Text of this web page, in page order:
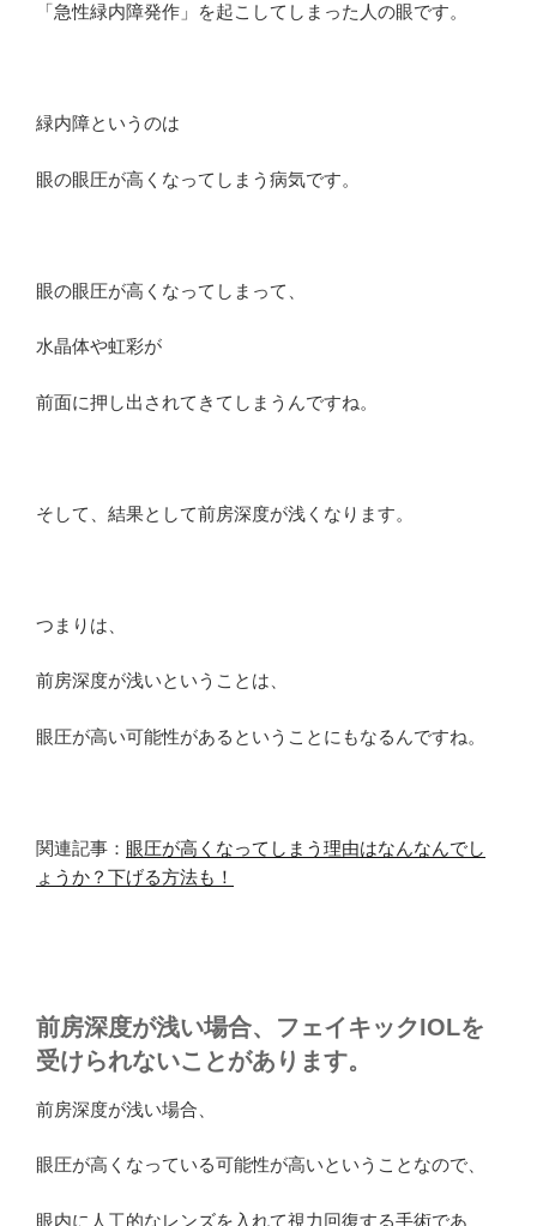
「急性緑内障発作」を起こしてしまった人の眼です。
緑内障というのは
眼の眼圧が高くなってしまう病気です。
眼の眼圧が高くなってしまって、
水晶体や虹彩が
前面に押し出されてきてしまうんですね。
そして、結果として前房深度が浅くなります。
つまりは、
前房深度が浅いということは、
眼圧が高い可能性があるということにもなるんですね。
関連記事： 眼圧が高くなってしまう理由はなんなんでし
ょうか？下げる方法も！
前房深度が浅い場合、フェイキックIOLを
受けられないことがあります。
前房深度が浅い場合、
眼圧が高くなっている可能性が高いということなので、
眼内に人工的なレンズを入れて視力回復する手術であ